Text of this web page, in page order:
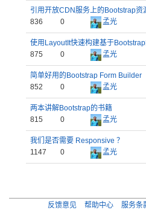
引用开放CDN服务上的Bootstrap资
836
0 孟光
使用LayoutIt快速构建基于
875
0 孟光
简单好用的Bootstrap Form Builder
852
0 孟光
两本讲解Bootstrap的书籍
815
0 孟光
我们是否需要 Responsive ？
1147
0 孟光
反馈意见 帮助中心 服务条